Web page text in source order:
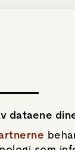
dataene